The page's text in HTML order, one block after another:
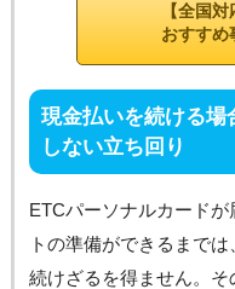
【全国
おすすめ
現金払いを続ける場
しない立ち回り
ETCパーソナルカード
トの準備ができるまで
続けざるを得ません。